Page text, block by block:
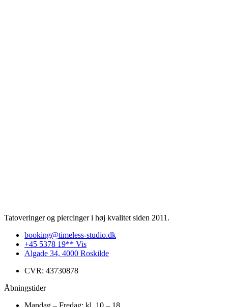
Tatoveringer og piercinger i høj kvalitet siden 2011.
booking@timeless-studio.dk
+45 5378 19** Vis
Algade 34, 4000 Roskilde
CVR: 43730878
Åbningstider
Mandag – Fredag: kl. 10 – 18